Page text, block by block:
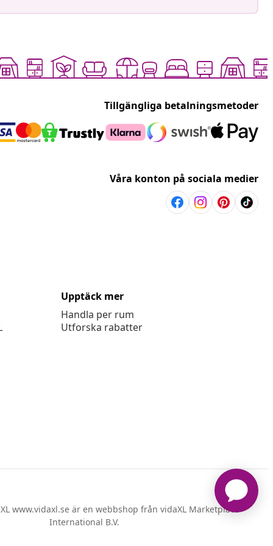
Tillgängliga betalningsmetoder
Våra konton på sociala medier
Upptäck mer
Handla per rum
Utforska rabatter
www.vidaxl.se är en webbshop från vidaXL Marketplace
International B.V.